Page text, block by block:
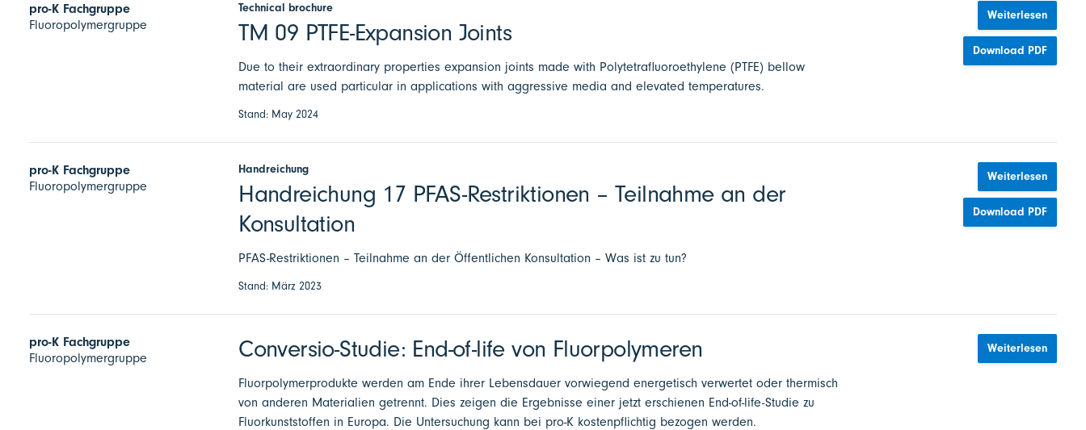
pro-K Fachgruppe
Fluoropolymergruppe
Technical brochure
TM 09 PTFE-Expansion Joints
Due to their extraordinary properties expansion joints made with Polytetrafluoroethylene (PTFE) bellow
material are used particular in applications with aggressive media and elevated temperatures.
Stand: May 2024
Weiterlesen
Download PDF
pro-K Fachgruppe
Fluoropolymergruppe
Handreichung
Handreichung 17 PFAS-Restriktionen – Teilnahme an der
Konsultation
PFAS-Restriktionen – Teilnahme an der Öffentlichen Konsultation – Was ist zu tun?
Stand: März 2023
Weiterlesen
Download PDF
pro-K Fachgruppe
Fluoropolymergruppe
Conversio-Studie: End-of-life von Fluorpolymeren
Fluorpolymerprodukte werden am Ende ihrer Lebensdauer vorwiegend energetisch verwertet oder thermisch
von anderen Materialien getrennt. Dies zeigen die Ergebnisse einer jetzt erschienen End-of-life-Studie zu
Fluorkunststoffen in Europa. Die Untersuchung kann bei pro-K kostenpflichtig bezogen werden.
Weiterlesen